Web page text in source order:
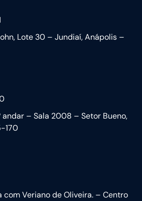
Lote 30 – Jundiaí, Anápolis –
andar – Sala 2008 – Setor Bueno,
170
com Veriano de Oliveira. – Centro